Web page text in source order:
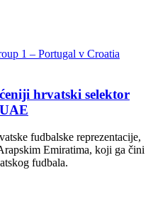
hrvatski selektor
fudbalske reprezentacije,
Emiratima, koji ga čini
fudbala.